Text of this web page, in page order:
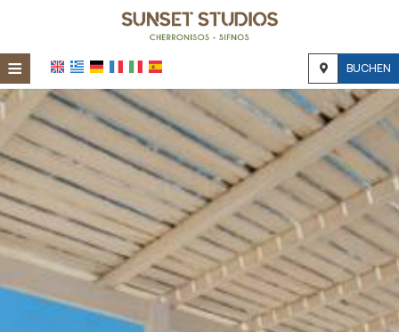
≡ BUCHEN
STARTSEITE
STANDORT
UNTERKUNFT
EINRICHTUNGEN
FOTOGALLERIE